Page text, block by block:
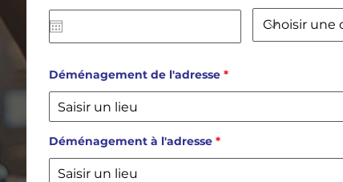
i
e
d
Déménagement de l'adresse
Déménagement à l'adresse